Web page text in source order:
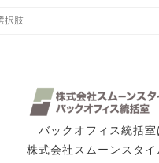
択肢
バックオフィス統括室
株式会社スムーンスタイ